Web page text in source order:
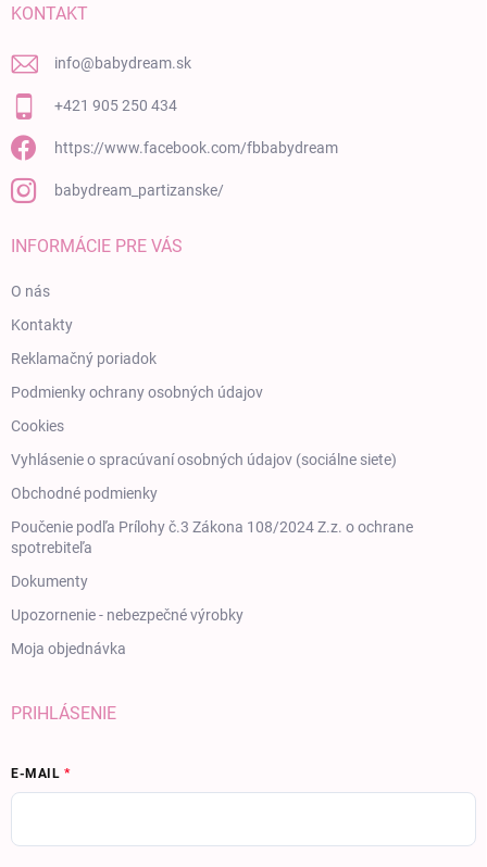
KONTAKT
info@babydream.sk
+421 905 250 434
https://www.facebook.com/fbbabydream
babydream_partizanske/
INFORMÁCIE PRE VÁS
O nás
Kontakty
Reklamačný poriadok
Podmienky ochrany osobných údajov
Cookies
Vyhlásenie o spracúvaní osobných údajov (sociálne siete)
Obchodné podmienky
Poučenie podľa Prílohy č.3 Zákona 108/2024 Z.z. o ochrane
spotrebiteľa
Dokumenty
Upozornenie - nebezpečné výrobky
Moja objednávka
PRIHLÁSENIE
E-MAIL